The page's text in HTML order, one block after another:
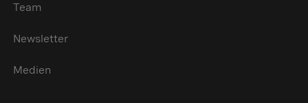
Team
Newsletter
Medien